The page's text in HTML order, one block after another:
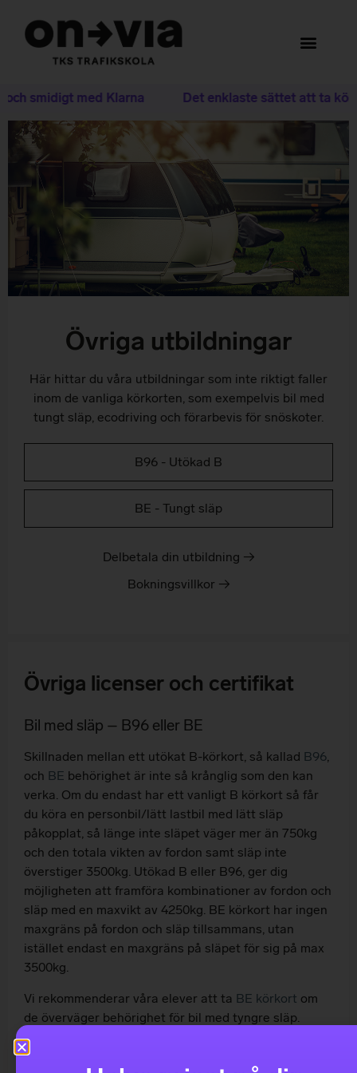
smidigt med Klarna Det enklaste sättet att ta
Övriga utbildningar
Här hittar du våra utbildningar som inte riktigt faller
inom de vanliga körkorten, som exempelvis bil med
tungt släp, ecodriving och förarbevis för snöskoter.
B96 - Utökad B
BE - Tungt släp
Delbetala din utbildning →
Bokningsvillkor →
Övriga licenser och certifikat
Bil med släp – B96 eller BE
Skillnaden mellan ett utökat B-körkort, så kallad B96,
och BE behörighet är inte så krånglig som den kan
verka. Om du endast har ett vanligt B körkort så får
du köra en personbil/lätt lastbil med lätt släp
påkopplat, så länge inte släpet väger mer än 750kg
och den totala vikten av fordon samt släp inte
överstiger 3500kg. Utökad B eller B96, ger dig
möjligheten att framföra kombinationer av fordon och
släp med en maxvikt av 4250kg. BE körkort har ingen
maxgräns på fordon och släp tillsammans, utan
istället endast en maxgräns på släpet för sig på max
3500kg.
Vi rekommenderar våra elever att ta BE körkort om
de överväger behörighet för bil med tyngre släp.
BE körkort är inte obegränsat